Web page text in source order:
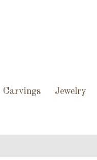
Carvings Jewelry